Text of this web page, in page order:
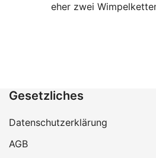
eher zwei
Gesetzliches
Datenschutzerklärung
AGB